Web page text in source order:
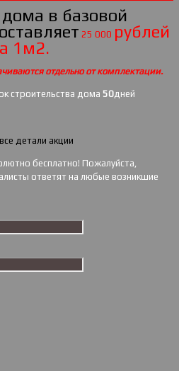
в базовой
25 000 рублей
1м2.
отдельно от комплектации.
строительства дома 50дней
детали акции
бесплатно! Пожалуйста,
ответят на любые возникшие